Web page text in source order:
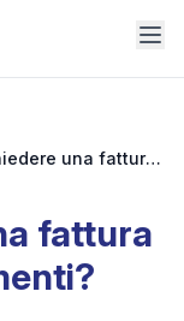
Posso richiedere una fattura per i miei pagamenti?
fattura